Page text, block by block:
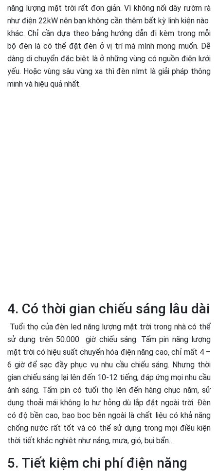
năng lượng mặt trời rất đơn giản. Vì không nối dây rườm rà
như điện 22kW nên bạn không cần thêm bất kỳ linh kiện nào
khác. Chỉ cần dựa theo bảng hướng dẫn đi kèm trong mỗi
bộ đèn là có thể đặt đèn ở vị trí mà mình mong muốn. Dễ
dàng di chuyển đặc biệt là ở những vùng có nguồn điện lưới
yếu. Hoặc vùng sâu vùng xa thì đèn nlmt là giải pháp thông
minh và hiệu quả nhất.
4. Có thời gian chiếu sáng lâu dài
Tuổi thọ của đèn led năng lượng mặt trời trong nhà có thể
sử dụng trên 50.000 giờ chiếu sáng. Tấm pin năng lượng
mặt trời có hiệu suất chuyển hóa điện năng cao, chỉ mất 4 –
6 giờ để sạc đầy phục vụ nhu cầu chiếu sáng. Nhưng thời
gian chiếu sáng lại lên đến 10-12 tiếng, đáp ứng mọi nhu cầu
ánh sáng. Tấm pin có tuổi thọ lên đến hàng chục năm, sử
dụng thoải mái không lo hư hỏng dù lắp đặt ngoài trời. Đèn
có độ bền cao, bao bọc bên ngoài là chất liệu có khả năng
chống nước rất tốt và có thể sử dụng trong mọi điều kiện
thời tiết khắc nghiệt như nắng, mưa, gió, bụi bẩn…
5. Tiết kiệm chi phí điện năng